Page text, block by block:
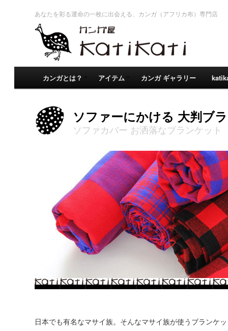
あなたを彩る運命の一枚に出会える、カンガ（アフリカ布）専門店
カンガとは？ アイテム カンガ ギャラリー
ソファーにかける 大判ブ
ソファカバー お洒落なブランケット
日本でも有名なマサイ族。そんなマサイ族が使うブランケ